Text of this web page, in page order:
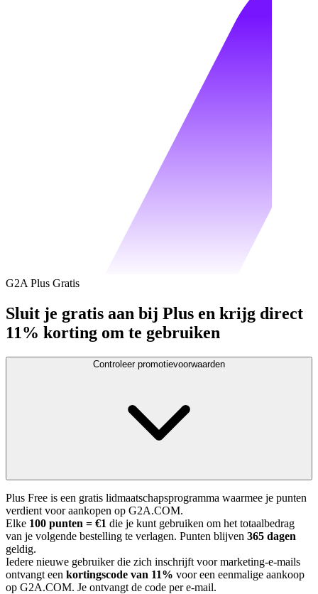
G2A Plus Gratis
Sluit je gratis aan bij Plus en krijg direct
11% korting om te gebruiken
Controleer promotievoorwaarden
Plus Free is een gratis lidmaatschapsprogramma waarmee je punten
verdient voor aankopen op G2A.COM.
Elke 100 punten = €1 die je kunt gebruiken om het totaalbedrag
van je volgende bestelling te verlagen. Punten blijven 365 dagen
geldig.
Iedere nieuwe gebruiker die zich inschrijft voor marketing-e-mails
ontvangt een kortingscode van 11% voor een eenmalige aankoop
op G2A.COM. Je ontvangt de code per e-mail.